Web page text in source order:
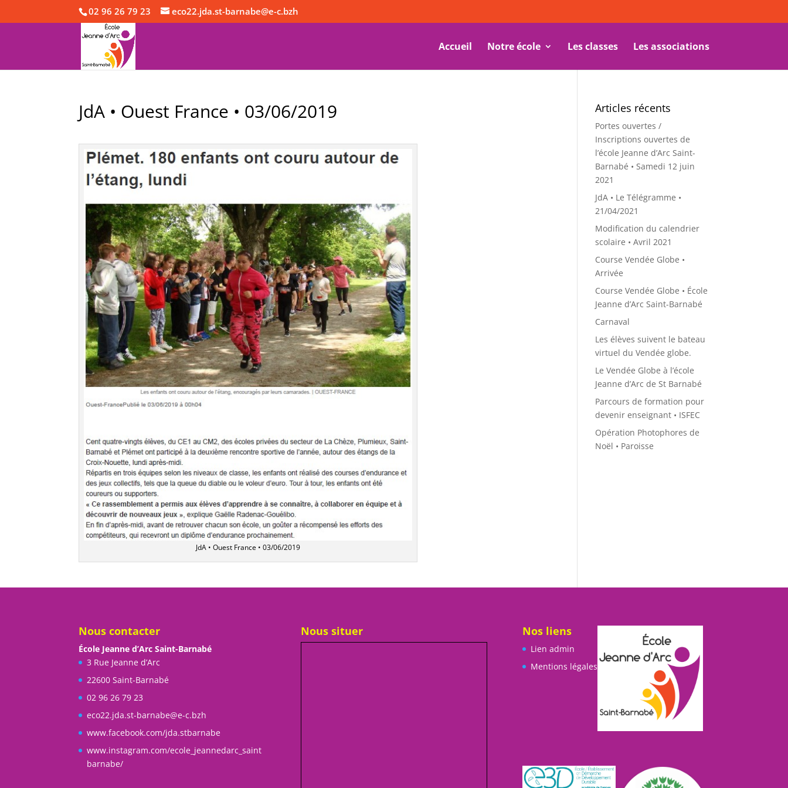
02 96 26 79 23 eco22.jda.st-barnabe@e-c.bzh
Accueil Notre école Les classes Les associations
JdA • Ouest France • 03/06/2019
JdA • Ouest France • 03/06/2019
Articles récents
Portes ouvertes /
Inscriptions ouvertes de
l’école Jeanne d’Arc Saint-
Barnabé • Samedi 12 juin
2021
JdA • Le Télégramme •
21/04/2021
Modification du calendrier
scolaire • Avril 2021
Course Vendée Globe •
Arrivée
Course Vendée Globe • École
Jeanne d’Arc Saint-Barnabé
Carnaval
Les élèves suivent le bateau
virtuel du Vendée globe.
Le Vendée Globe à l’école
Jeanne d’Arc de St Barnabé
Parcours de formation pour
devenir enseignant • ISFEC
Opération Photophores de
Noël • Paroisse
Nous contacter
École Jeanne d’Arc Saint-Barnabé
3 Rue Jeanne d’Arc
22600 Saint-Barnabé
02 96 26 79 23
eco22.jda.st-barnabe@e-c.bzh
www.facebook.com/jda.stbarnabe
www.instagram.com/ecole_jeannedarc_saint
barnabe/
Nous situer Nos liens
Lien admin
Mentions légales